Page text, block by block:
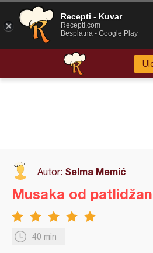
Autor: Selma Memić
40 min
Musaka od
Recepti - Kuvar
Recepti.com
Besplatna - Google Play